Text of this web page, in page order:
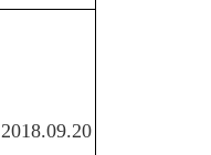
2018.09.20